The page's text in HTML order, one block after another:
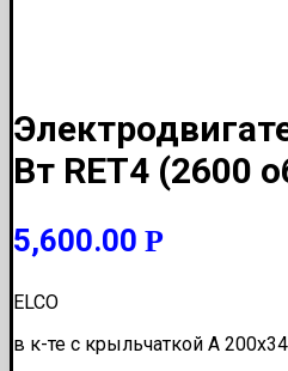
Вт RET4 (2600
5,600.00 Р
ELCO
в к-те с крыльчаткой А